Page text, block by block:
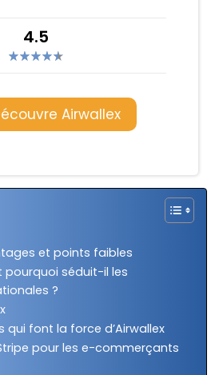
4.5
Airwallex
et points faibles
pourquoi séduit-il les
?
qui font la force d’Airwallex
pour les e-commerçants